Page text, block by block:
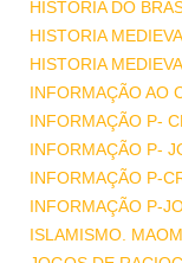
HISTORIA DO
HISTORIA
HISTORIA
INFORMAÇÃO AO
INFORMAÇÃO P-
INFORMAÇÃO P-
INFORMAÇÃO P-
INFORMAÇÃO P-
ISLAMISMO.